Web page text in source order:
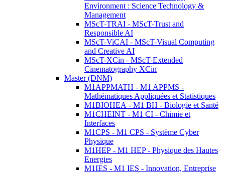
Environment : Science Technology &
Management
MScT-TRAI - MScT-Trust and
Responsible AI
MScT-ViCAI - MScT-Visual Computing
and Creative AI
MScT-XCin - MScT-Extended
Cinematography XCin
Master (DNM)
M1APPMATH - M1 APPMS -
Mathématiques Appliquées et Statistiques
M1BIOHEA - M1 BH - Biologie et Santé
M1CHEINT - M1 CI - Chimie et
Interfaces
M1CPS - M1 CPS - Système Cyber
Physique
M1HEP - M1 HEP - Physique des Hautes
Energies
M1IES - M1 IES - Innovation, Entreprise